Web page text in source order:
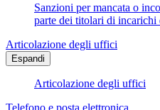
Sanzioni per mancata o
parte dei titolari di incarichi
Articolazione degli uffici
Espandi
Articolazione degli uffici
Telefono e posta elettronica